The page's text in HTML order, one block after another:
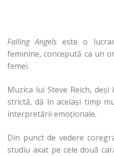
Falling Angels este o
feminine, concepută ca un
femei.
Muzica lui Steve Reich,
strictă, dă în acelaşi timp
interpretării emoţionale.
Din punct de vedere
studiu axat pe cele două